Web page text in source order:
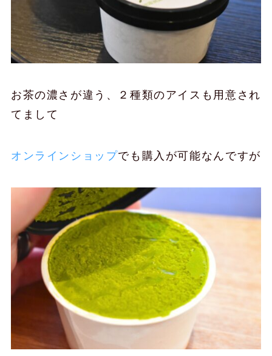
お茶の濃さが違う、２種類のアイスも用意され
てまして
オンラインショップでも購入が可能なんですが